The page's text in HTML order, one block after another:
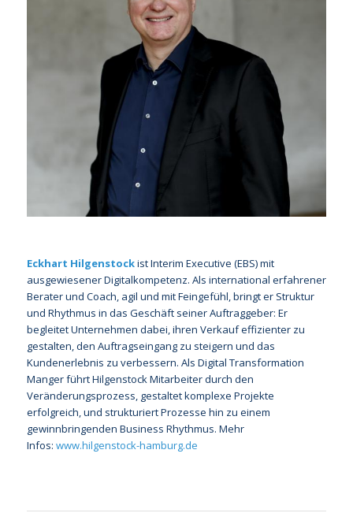
Eckhart Hilgenstockist Interim Executive (EBS) mit
ausgewiesener Digitalkompetenz. Als international erfahrener
Berater und Coach, agil und mit Feingefühl, bringt er Struktur
und Rhythmus in das Geschäft seiner Auftraggeber: Er
begleitet Unternehmen dabei, ihren Verkauf effizienter zu
gestalten, den Auftragseingang zu steigern und das
Kundenerlebnis zu verbessern. Als Digital Transformation
Manger führt Hilgenstock Mitarbeiter durch den
Veränderungsprozess, gestaltet komplexe Projekte
erfolgreich, und strukturiert Prozesse hin zu einem
gewinnbringenden Business Rhythmus. Mehr
Infos: www.hilgenstock-hamburg.de